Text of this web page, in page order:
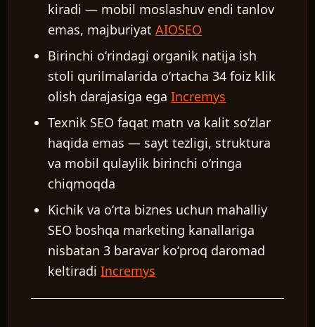
kiradi — mobil moslashuv endi tanlov
emas, majburiyatAIOSEO
Birinchi oʻrindagi organik natija ish
stoli qurilmalarida oʻrtacha 34 foiz klik
olish darajasiga egaIncremys
Texnik SEO faqat matn va kalit soʻzlar
haqida emas — sayt tezligi, struktura
va mobil qulaylik birinchi oʻringa
chiqmoqda
Kichik va oʻrta biznes uchun mahalliy
SEO boshqa marketing kanallariga
nisbatan 3 baravar koʻproq daromad
keltiradiIncremys